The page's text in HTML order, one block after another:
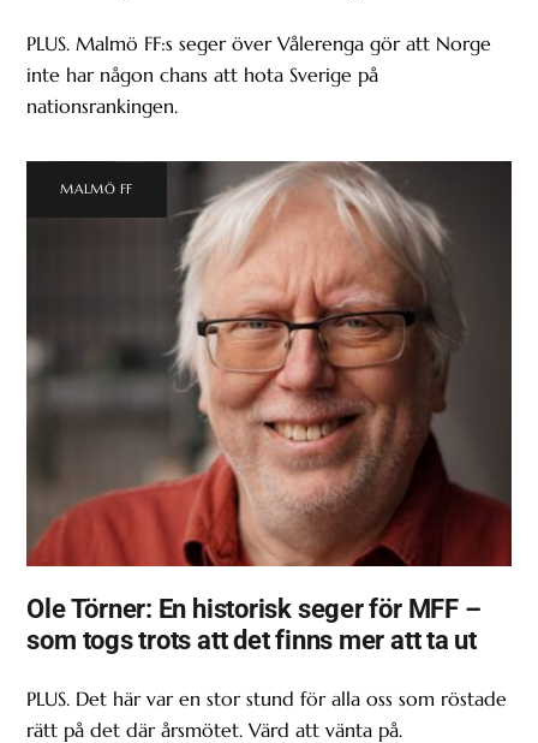
PLUS. Malmö FF:s seger över Vålerenga gör att Norge
inte har någon chans att hota Sverige på
nationsrankingen.
MALMÖ FF
Ole Törner: En historisk seger för MFF –
som togs trots att det finns mer att ta ut
PLUS. Det här var en stor stund för alla oss som röstade
rätt på det där årsmötet. Värd att vänta på.